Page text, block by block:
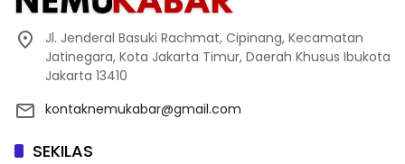
Jl. Jenderal Basuki Rachmat, Cipinang, Kecamatan
Jatinegara, Kota Jakarta Timur, Daerah Khusus Ibukota
Jakarta 13410
kontaknemukabar@gmail.com
SEKILAS